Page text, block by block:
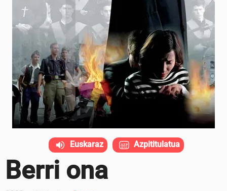
Berri ona
Euskaraz Azpititulatua